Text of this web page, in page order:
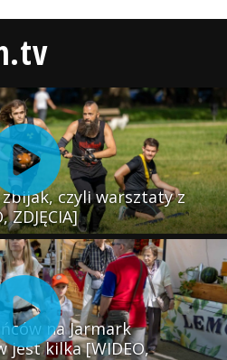
czyli warsztaty z
ZDJĘCIA]
na Jarmark
jest kilka [WIDEO,